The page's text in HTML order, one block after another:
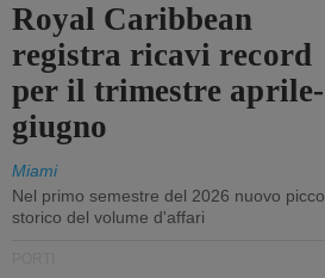
Royal Caribbean
registra ricavi record
per il trimestre aprile-
giugno
Miami
Nel primo semestre del 2026 nuovo picco
storico del volume d'affari